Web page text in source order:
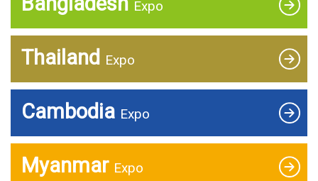
Expo
Thailand Expo
Cambodia Expo
Myanmar Expo